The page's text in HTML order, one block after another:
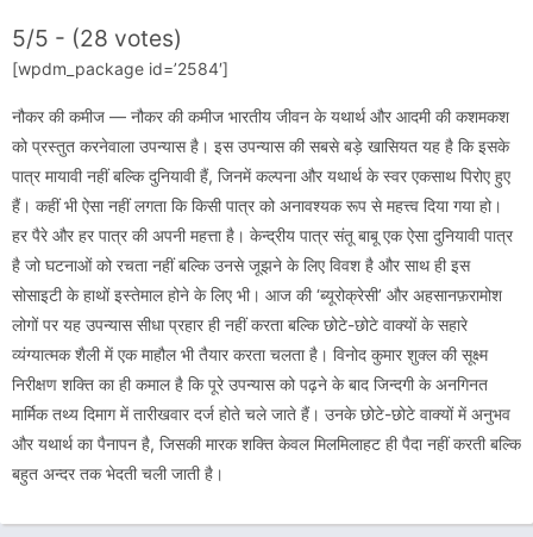
5/5 - (28 votes)
[wpdm_package id=’2584′]
नौकर की कमीज — नौकर की कमीज भारतीय जीवन के यथार्थ और आदमी की कशमकश
को प्रस्तुत करनेवाला उपन्यास है। इस उपन्यास की सबसे बड़े खासियत यह है कि इसके
पात्र मायावी नहीं बल्कि दुनियावी हैं, जिनमें कल्पना और यथार्थ के स्वर एकसाथ पिरोए हुए
हैं। कहीं भी ऐसा नहीं लगता कि किसी पात्र को अनावश्यक रूप से महत्त्व दिया गया हो।
हर पैरे और हर पात्र की अपनी महत्ता है। केन्द्रीय पात्र संतू बाबू एक ऐसा दुनियावी पात्र
है जो घटनाओं को रचता नहीं बल्कि उनसे जूझने के लिए विवश है और साथ ही इस
सोसाइटी के हाथों इस्तेमाल होने के लिए भी। आज की ‘ब्यूरोक्रेसी’ और अहसानफ़रामोश
लोगों पर यह उपन्यास सीधा प्रहार ही नहीं करता बल्कि छोटे-छोटे वाक्यों के सहारे
व्यंग्यात्मक शैली में एक माहौल भी तैयार करता चलता है। विनोद कुमार शुक्ल की सूक्ष्म
निरीक्षण शक्ति का ही कमाल है कि पूरे उपन्यास को पढ़ने के बाद जिन्दगी के अनगिनत
मार्मिक तथ्य दिमाग में तारीखवार दर्ज होते चले जाते हैं। उनके छोटे-छोटे वाक्यों में अनुभव
और यथार्थ का पैनापन है, जिसकी मारक शक्ति केवल मिलमिलाहट ही पैदा नहीं करती बल्कि
बहुत अन्दर तक भेदती चली जाती है।